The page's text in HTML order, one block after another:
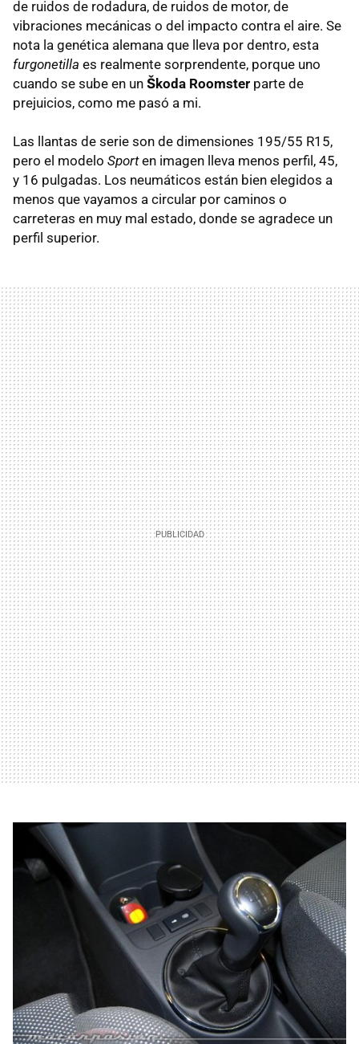
de ruidos de rodadura, de ruidos de motor, de
vibraciones mecánicas o del impacto contra el aire. Se
nota la genética alemana que lleva por dentro, esta
furgonetilla es realmente sorprendente, porque uno
cuando se sube en un Škoda Roomster parte de
prejuicios, como me pasó a mi.
Las llantas de serie son de dimensiones 195/55 R15,
pero el modelo Sporten imagen lleva menos perfil, 45,
y 16 pulgadas. Los neumáticos están bien elegidos a
menos que vayamos a circular por caminos o
carreteras en muy mal estado, donde se agradece un
perfil superior.